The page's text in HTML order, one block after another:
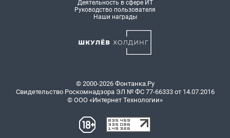
Деятельность в сфере ИТ
Руководство пользователя
Наши награды
© 2000-2026 Фонтанка.Ру
Свидетельство Роскомнадзора ЭЛ № ФС 77-66333 от 14.07.2016
© ООО «Интернет Технологии»